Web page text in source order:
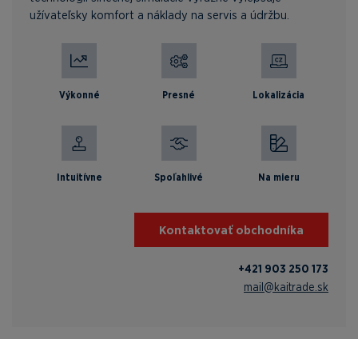
užívateľsky komfort a náklady na servis a údržbu.
Kontaktovať obchodníka
+421 903 250 173
mail@kaitrade.sk
Výkonné Presné Lokalizácia
Intuitívne Spoľahlivé Na mieru